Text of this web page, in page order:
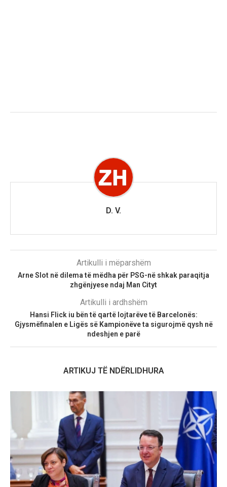
D. V.
Artikulli i mëparshëm
Arne Slot në dilema të mëdha për PSG-në shkak paraqitja
zhgënjyese ndaj Man Cityt
Artikulli i ardhshëm
Hansi Flick iu bën të qartë lojtarëve të Barcelonës:
Gjysmëfinalen e Ligës së Kampionëve ta sigurojmë qysh në
ndeshjen e parë
ARTIKUJ TË NDËRLIDHURA